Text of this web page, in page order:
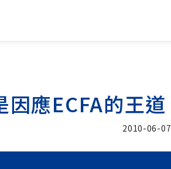
應ECFA的王道
2010-06-07